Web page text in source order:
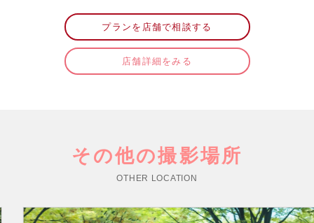
プランを店舗で相談する
店舗詳細をみる
その他の撮影場所
OTHER LOCATION